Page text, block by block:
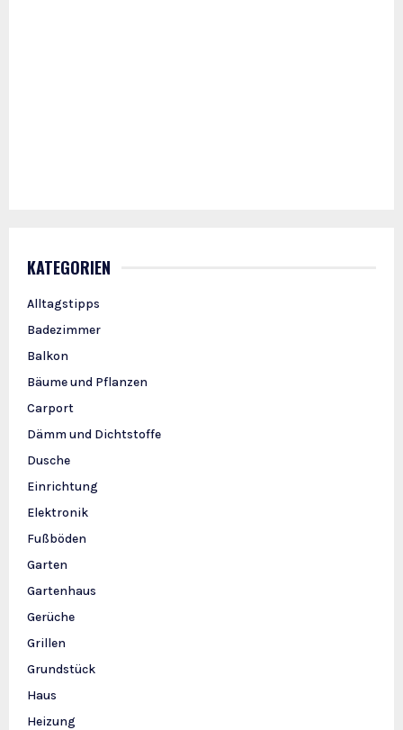
KATEGORIEN
Alltagstipps
Badezimmer
Balkon
Bäume und Pflanzen
Carport
Dämm und Dichtstoffe
Dusche
Einrichtung
Elektronik
Fußböden
Garten
Gartenhaus
Gerüche
Grillen
Grundstück
Haus
Heizung